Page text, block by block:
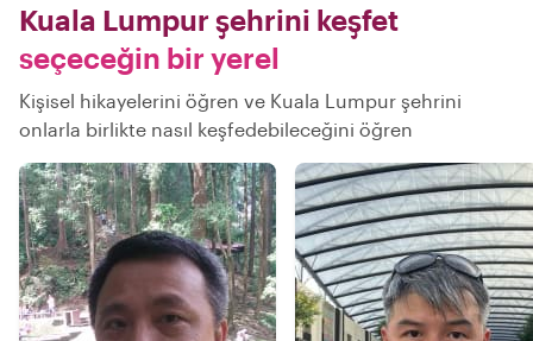
Kuala Lumpur şehrini keşfet
seçeceğin bir yerel
Kişisel hikayelerini öğren ve Kuala Lumpur şehrini
onlarla birlikte nasıl keşfedebileceğini öğren